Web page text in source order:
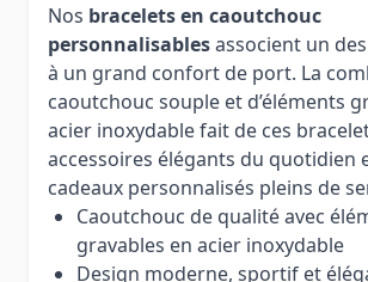
Nos bracelets en caoutchouc
personnalisablesassocient un
à un grand confort de port. La
caoutchouc souple et d’éléments
acier inoxydable fait de ces
accessoires élégants du quotidien
cadeaux personnalisés pleins de
Caoutchouc de qualité avec
gravables en acier inoxydable
Design moderne, sportif et